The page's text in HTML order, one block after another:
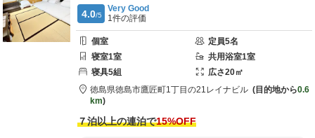
4.0/5
Very Good
1件の評価
個室 定員5名
寝室1室 共用浴室1室
寝具5組 広さ20㎡
徳島県徳島市鷹匠町1丁目の21レイナビル 目的地から0.6
km
７泊以上の連泊で15%OFF